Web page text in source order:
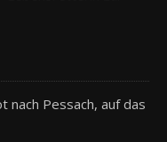
nach Pessach, auf das